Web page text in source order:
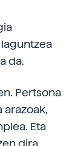
da.
Pertsona
Eta
dira,